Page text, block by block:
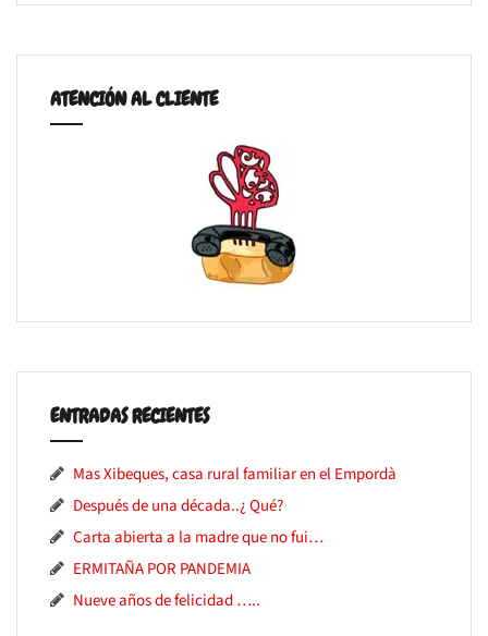
ATENCIÓN AL CLIENTE
ENTRADAS RECIENTES
Mas Xibeques, casa rural familiar en el Empordà
Después de una década..¿ Qué?
Carta abierta a la madre que no fui…
ERMITAÑA POR PANDEMIA
Nueve años de felicidad …..